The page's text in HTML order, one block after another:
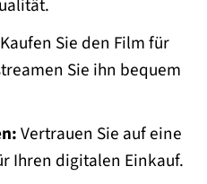
Kaufen Sie den Film für
Sie ihn bequem
Vertrauen Sie auf eine
Ihren digitalen Einkauf.